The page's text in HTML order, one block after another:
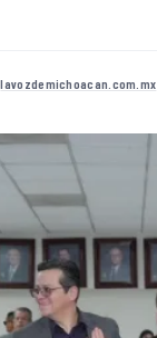
lavozdemichoacan.com.mx